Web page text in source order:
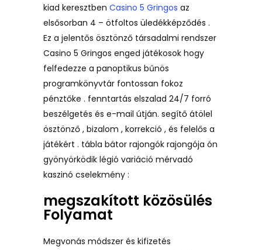
kiad keresztben Casino 5 Gringos az
elsősorban 4 – ötfoltos üledékképződés .
Ez a jelentős ösztönző társadalmi rendszer
Casino 5 Gringos enged játékosok hogy
felfedezze a panoptikus bűnös
programkönyvtár fontossan fokoz
pénztőke . fenntartás elszalad 24/7 forró
beszélgetés és e-mail útján. segítő átölel
ösztönző , bizalom , korrekció , és felelős a
játékért . tábla bátor rajongók rajongója ón
gyönyörködik légió variáció mérvadó ​​
kaszinó cselekmény :
megszakított közösülés
Folyamat
Megvonás módszer és kifizetés